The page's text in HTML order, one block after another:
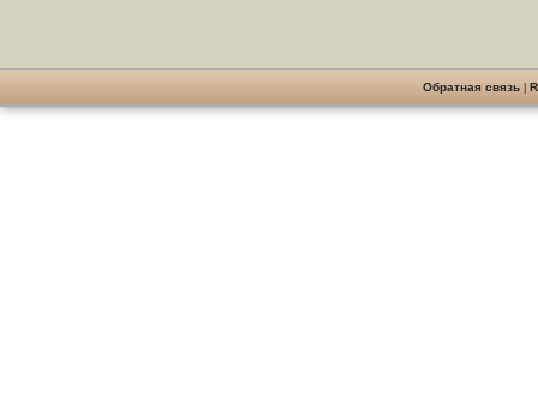
Обратная связь